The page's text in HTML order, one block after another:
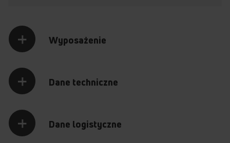
Wyposażenie
Dane techniczne
Dane logistyczne